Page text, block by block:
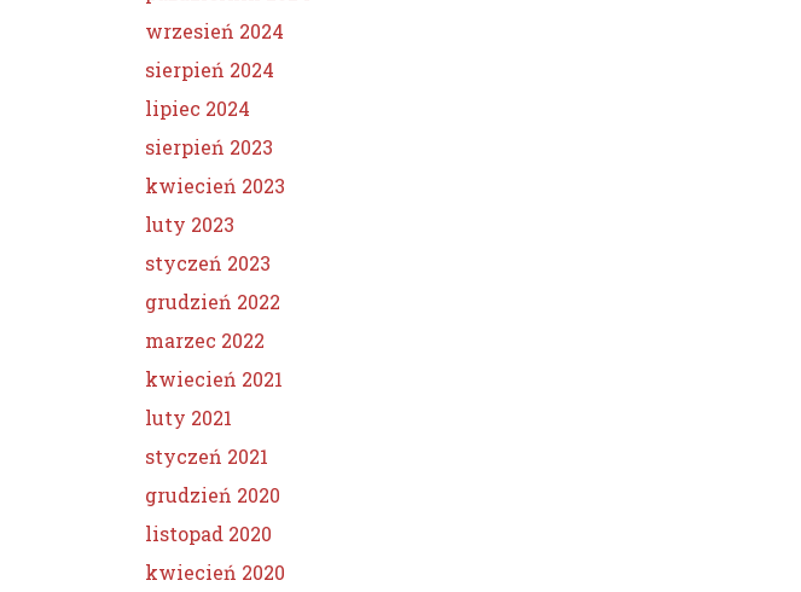
wrzesień 2024
sierpień 2024
lipiec 2024
sierpień 2023
kwiecień 2023
luty 2023
styczeń 2023
grudzień 2022
marzec 2022
kwiecień 2021
luty 2021
styczeń 2021
grudzień 2020
listopad 2020
kwiecień 2020